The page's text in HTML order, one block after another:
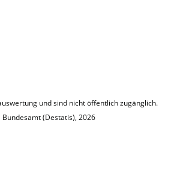
und sind nicht öffentlich zugänglich.
(Destatis), 2026